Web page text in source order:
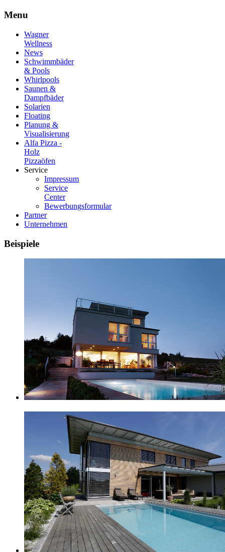
Menu
Wagner
Wellness
News
Schwimmbäder
& Pools
Whirlpools
Saunen &
Dampfbäder
Solarien
Floating
Planung &
Visualisierung
Alfa Pizza -
Holz
Pizzaöfen
Service
Impressum
Service
Center
Bewerbungsformular
Partner
Unternehmen
Beispiele